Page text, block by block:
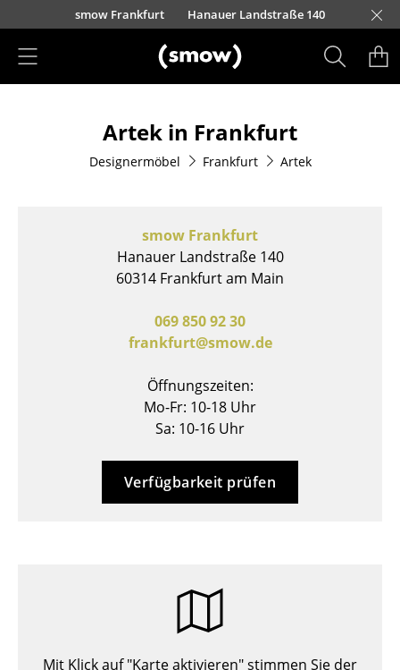
Direkt zum Inhalt
10039
Lorettostraße 28
Straße 30-32
smow Frankfurt Hanauer Landstraße 140
smow Freiburg
smow Hamburg
smow Hannover
smow Kempten
smow Köln
smow Konstanz
smow Leipzig
smow Solothurn
smow Mainz
smow München
smow Nürnberg
smow Schwarzwald
smow Stuttgart
Esszimmerstühle
Loungesessel
Freischwinger
Bänke & Liegen
Artek in Frankfurt
Designermöbel Frankfurt Artek
smow Frankfurt
Hanauer Landstraße 140
60314 Frankfurt am Main
069 850 92 30
frankfurt@smow.de
Öffnungszeiten:
Mo-Fr: 10-18 Uhr
Sa: 10-16 Uhr
Verfügbarkeit prüfen
Mit Klick auf "Karte aktivieren" stimmen Sie der